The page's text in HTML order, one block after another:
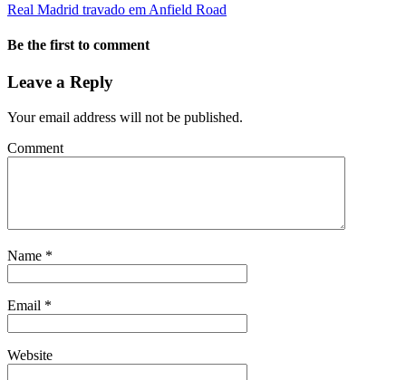
Real Madrid travado em Anfield Road
Be the first to comment
Leave a Reply
Your email address will not be published.
Comment
Name *
Email *
Website